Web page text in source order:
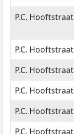
P.C. Hooftstraat
P.C. Hooftstraat
P.C. Hooftstraat
P.C. Hooftstraat
P.C. Hooftstraat
P.C. Hooftstraat